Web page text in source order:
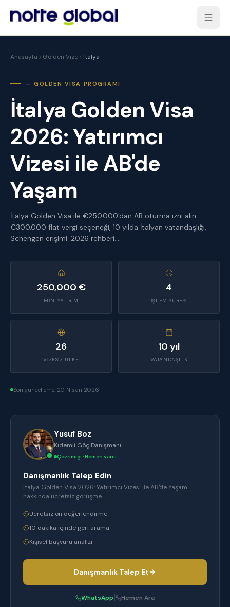
Anasayfa Golden Vize İtalya
— GOLDEN VISA PROGRAMI
İtalya Golden Visa
2026: Yatırımcı
Vizesi ile AB'de
Yaşam
İtalya Golden Visa ile €250.000'dan AB oturma izni alın.
€300.000 flat vergi seçeneği, 10 yılda İtalyan vatandaşlığı,
Schengen erişimi. 2026 rehberi....
250,000 €
MIN. YATIRIM
4
İŞLEM SÜRESI
26
VIZESIZ ÜLKE
10 yıl
VATANDAŞLIK
Son güncelleme: 20 Nisan 2026
Yusuf Boz
Kıdemli Göç Danışmanı
Çevrimiçi · Hemen yanıt
Danışmanlık Talep Edin
İtalya Golden Visa 2026: Yatırımcı Vizesi ile AB'de Yaşam
hakkında ücretsiz görüşme
Ücretsiz ön değerlendirme
10 dakika içinde geri arama
Kişisel başvuru analizi
Danışmanlık Talep Et
WhatsApp| Hemen Ara